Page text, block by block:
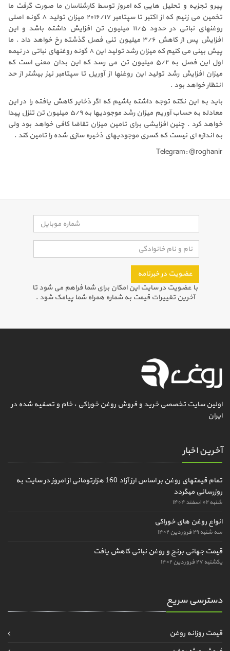
پیرو تجزیه و تحلیل هایی که امروز توسط کارشناسان ما صورت گرفت ما
تخمین می زنیم که از اکتبر تا سپتامبر ۲۰۱۶/۱۷ میزان تولید ۸ گونه اصلی
روغنهای نباتی در حدود ۱۱/۵ میلیون تن افزایش داشته باشد و این
افزایش پس از کاهش ۳/۶ میلیون تنی فصل گذشته رخ خواهد داد . ما
پیش بینی می کنیم که میزان رشد تولید این ۸ گونه روغنهای نباتی در نیمه
اول این فصل به ۵/۲ میلیون تن می رسد که این بدان معنی است که
میزان افزایش رشد تولید این روغنها از آوریل تا سپتامبر نیز بیشتر از حد
انتظار خواهد بود .
باید به این نکته توجه داشته باشیم که اگر ذخایر کاهش یافته را در این
معادله به حساب آوریم میزان رشد موجودیها به ۵/۹ میلیون تن تنزل پیدا
خواهد کرد . چنین افزایشی برای تامین میزان تقاضا کافی خواهد بود ولی
به اندازه ای نیست که کسری موجودیهای ذخیره سازی شده را تامین کند .
Telegram: @roghanir
عضویت در خبرنامه
با عضویت در سایت این امکان برای شما فراهم می شود تا
آخرین تغییرات قیمت به شماره همراه شما پیامک شود .
اولین سایت تخصصی خرید و فروش روغن خوراکی ، خام و تصفیه شده در
ایران
آخرین اخبار
تمام قیمتهای روغن بر اساس ارز آزاد 160 هزارتومانی از امروز در سایت به
روزرسانی میگردد
شنبه ۰۲ اسفند ۱۴۰۴
انواع روغن های خوراکی
سه شنبه ۲۹ فروردین ۱۴۰۲
قیمت جهانی برنج و روغن نباتی کاهش یافت
یکشنبه ۲۷ فروردین ۱۴۰۲
دسترسی سریع
قیمت روزانه روغن